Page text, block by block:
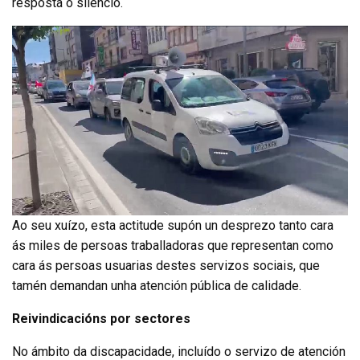
Ao seu xuízo, esta actitude supón un desprezo tanto cara
ás miles de persoas traballadoras que representan como
cara ás persoas usuarias destes servizos sociais, que
tamén demandan unha atención pública de calidade.
Reivindicacións por sectores
No ámbito da discapacidade, incluído o servizo de atención